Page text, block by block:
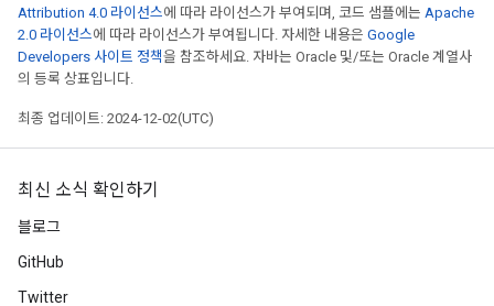
Attribution 4.0 라이선스에 따라 라이선스가 부여되며, 코드 샘플에는 Apache
2.0 라이선스에 따라 라이선스가 부여됩니다. 자세한 내용은 Google
Developers 사이트 정책을 참조하세요. 자바는 Oracle 및/또는 Oracle 계열사
의 등록 상표입니다.
최종 업데이트: 2024-12-02(UTC)
최신 소식 확인하기
블로그
GitHub
Twitter